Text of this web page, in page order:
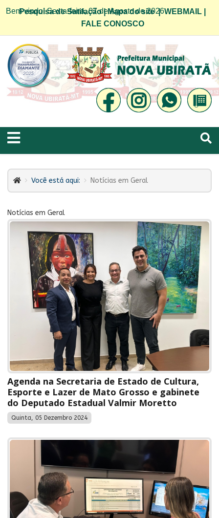
Bem vindo! Sexta-feira, 07 de Agosto de 2026
Pesquisa de Satifação|Mapa do site|WEBMAIL
FALE CONOSCO
Você está aqui: Notícias em Geral
Notícias em Geral
Agenda na Secretaria de Estado de Cultura,
Esporte e Lazer de Mato Grosso e gabinete
do Deputado Estadual Valmir Moretto
Quinta, 05 Dezembro 2024